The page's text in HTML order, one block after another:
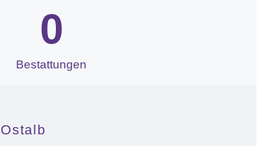
Bestattungen
0